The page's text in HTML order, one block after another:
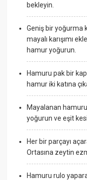
bekleyin.
Geniş bir yoğurma
mayalı karışımı
hamur yoğurun.
Hamuru pak bir
hamur iki katına
Mayalanan
yoğurun ve eşit
Her bir parçayı
Ortasına zeytin
Hamuru rulo